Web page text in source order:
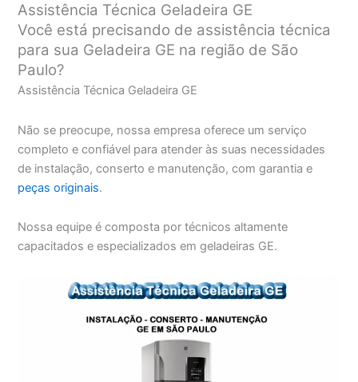
Assistência Técnica Geladeira GE
Você está precisando de assistência técnica
para sua Geladeira GE na região de São
Paulo?
Assistência Técnica Geladeira GE
Não se preocupe, nossa empresa oferece um serviço
completo e confiável para atender às suas necessidades
de instalação, conserto e manutenção, com garantia e
peças originais.
Nossa equipe é composta por técnicos altamente
capacitados e especializados em geladeiras GE.